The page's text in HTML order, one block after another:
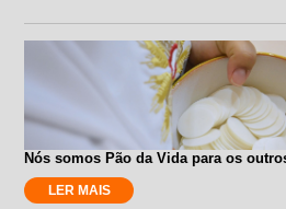
Nós somos Pão da Vida para os
LER MAIS